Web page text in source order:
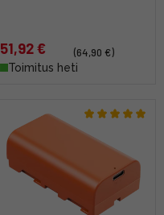
51,92 €
(64,90 €)
Toimitus heti